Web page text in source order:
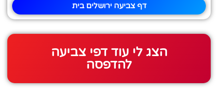
דף צביעה ירושלים בית
הצג לי עוד דפי צביעה
להדפסה